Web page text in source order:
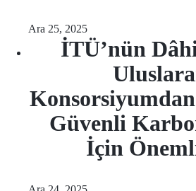
Ara 25, 2025
İTÜ’nün
Güvenli
İçin